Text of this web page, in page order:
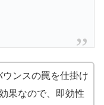
ンスの罠を仕掛け
果なので、即効性